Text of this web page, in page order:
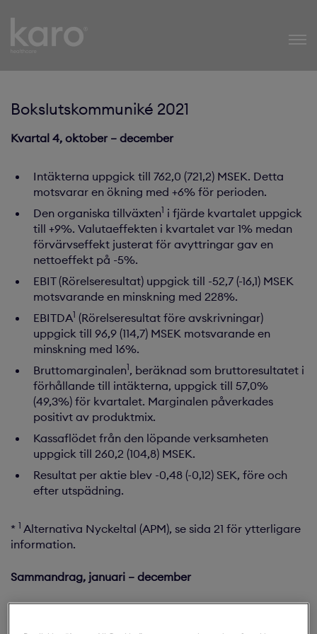
Karo Healthcare
Bokslutskommuniké 2021
Kvartal 4, oktober – december
Intäkterna uppgick till 762,0 (721,2) MSEK. Detta
motsvarar en ökning med +6% för perioden.
Den organiska tillväxten1 i fjärde kvartalet uppgick
till +9%. Valutaeffekten i kvartalet var 1% medan
förvärvseffekt justerat för avyttringar gav en
nettoeffekt på -5%.
EBIT (Rörelseresultat) uppgick till -52,7 (-16,1) MSEK
motsvarande en minskning med 228%.
EBITDA1 (Rörelseresultat före avskrivningar)
uppgick till 96,9 (114,7) MSEK motsvarande en
minskning med 16%.
Bruttomarginalen1, beräknad som bruttoresultatet i
förhållande till intäkterna, uppgick till 57,0%
(49,3%) för kvartalet. Marginalen påverkades
positivt av produktmix.
Kassaflödet från den löpande verksamheten
uppgick till 260,2 (104,8) MSEK.
Resultat per aktie blev -0,48 (-0,12) SEK, före och
efter utspädning.
* 1 Alternativa Nyckeltal (APM), se sida 21 för ytterligare
information.
Sammandrag, januari – december
motsvarar en ökning med 3% för perioden.